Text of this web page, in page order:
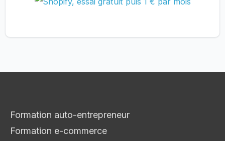
Formation auto-entrepreneur
Formation e-commerce